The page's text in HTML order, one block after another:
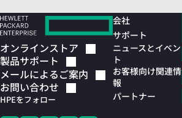
オンラインストア
製品サポート
メールによるご案内
お問い合わせ
HPEをフォロー
会社
サポート
ニュースとイベン
ト
お客様向け関連情
報
パートナー